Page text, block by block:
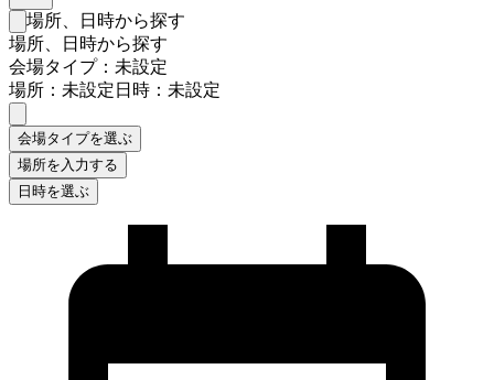
検索フォームを閉じる
場所、日時から探す
場所、日時から探す
会場タイプ：未設定
場所：未設定日時：未設定
会場タイプを選ぶ
場所を入力する
日時を選ぶ